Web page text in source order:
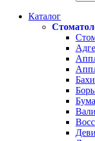
Каталог